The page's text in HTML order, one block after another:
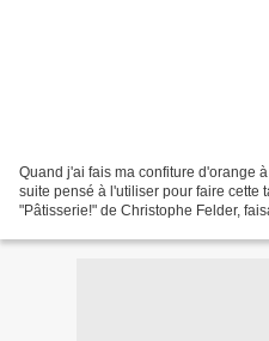
Quand j'ai fais ma confiture d'orange
suite pensé à l'utiliser pour faire cette
"Pâtisserie!" de Christophe Felder,